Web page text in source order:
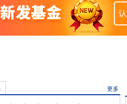
更多